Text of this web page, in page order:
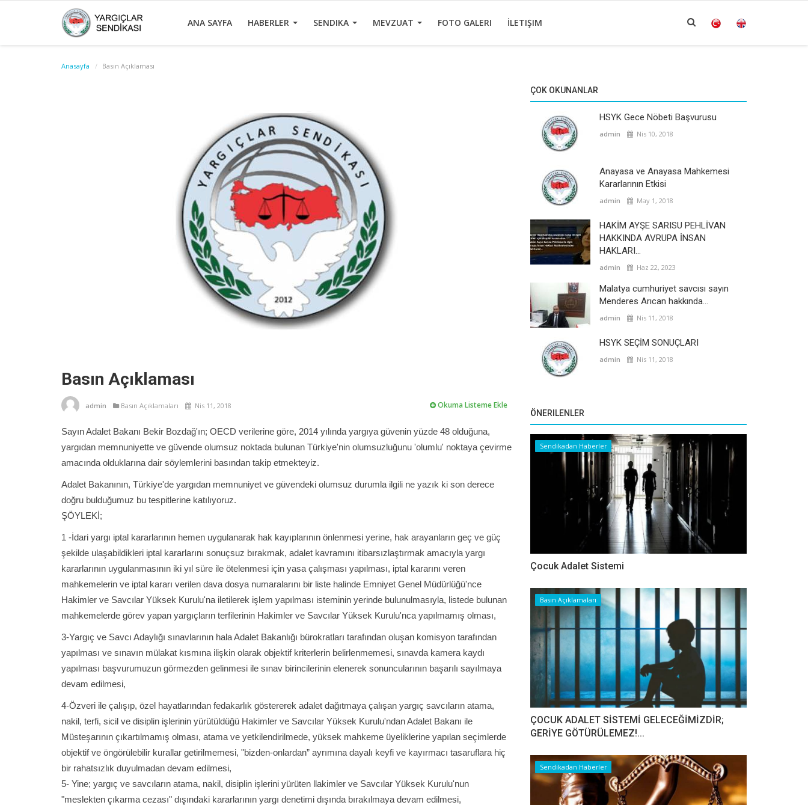
ANA SAYFA HABERLER SENDIKA MEVZUAT FOTO GALERI İLETIŞIM
Anasayfa Basın Açıklaması
Basın Açıklaması
admin Basın Açıklamaları Nis 11, 2018 Okuma Listeme Ekle
Sayın Adalet Bakanı Bekir Bozdağ'ın; OECD verilerine göre, 2014 yılında yargıya güvenin yüzde 48 olduğuna,
yargıdan memnuniyette ve güvende olumsuz noktada bulunan Türkiye'nin olumsuzluğunu 'olumlu' noktaya çevirme
amacında olduklarına dair söylemlerini basından takip etmekteyiz.
Adalet Bakanının, Türkiye'de yargıdan memnuniyet ve güvendeki olumsuz durumla ilgili ne yazık ki son derece
doğru bulduğumuz bu tespitlerine katılıyoruz.
ŞÖYLEKİ;
1 -İdari yargı iptal kararlarının hemen uygulanarak hak kayıplarının önlenmesi yerine, hak arayanların geç ve güç
şekilde ulaşabildikleri iptal kararlarını sonuçsuz bırakmak, adalet kavramını itibarsızlaştırmak amacıyla yargı
kararlarının uygulanmasının iki yıl süre ile ötelenmesi için yasa çalışması yapılması, iptal kararını veren
mahkemelerin ve iptal kararı verilen dava dosya numaralarını bir liste halinde Emniyet Genel Müdürlüğü'nce
Hakimler ve Savcılar Yüksek Kurulu'na iletilerek işlem yapılması isteminin yerinde bulunulmasıyla, listede bulunan
mahkemelerde görev yapan yargıçların terfilerinin Hakimler ve Savcılar Yüksek Kurulu'nca yapılmamış olması,
3-Yargıç ve Savcı Adaylığı sınavlarının hala Adalet Bakanlığı bürokratları tarafından oluşan komisyon tarafından
yapılması ve sınavın mülakat kısmına ilişkin olarak objektif kriterlerin belirlenmemesi, sınavda kamera kaydı
yapılması başvurumuzun görmezden gelinmesi ile sınav birincilerinin elenerek sonuncularının başarılı sayılmaya
devam edilmesi,
4-Özveri ile çalışıp, özel hayatlarından fedakarlık göstererek adalet dağıtmaya çalışan yargıç savcıların atama,
nakil, terfi, sicil ve disiplin işlerinin yürütüldüğü Hakimler ve Savcılar Yüksek Kurulu'ndan Adalet Bakanı ile
Müsteşarının çıkartılmamış olması, atama ve yetkilendirilmede, yüksek mahkeme üyeliklerine yapılan seçimlerde
objektif ve öngörülebilir kurallar getirilmemesi, "bizden-onlardan” ayrımına dayalı keyfi ve kayırmacı tasaruflara hiç
bir rahatsızlık duyulmadan devam edilmesi,
5- Yine; yargıç ve savcıların atama, nakil, disiplin işlerini yürüten llakimler ve Savcılar Yüksek Kurulu'nun
"meslekten çıkarma cezası" dışındaki kararlarının yargı denetimi dışında bırakılmaya devam edilmesi,
ÇOK OKUNANLAR
HSYK Gece Nöbeti Başvurusu
admin Nis 10, 2018
Anayasa ve Anayasa Mahkemesi
Kararlarının Etkisi
admin May 1, 2018
HAKİM AYŞE SARISU PEHLİVAN
HAKKINDA AVRUPA İNSAN
HAKLARI...
admin Haz 22, 2023
Malatya cumhuriyet savcısı sayın
Menderes Arıcan hakkında...
admin Nis 11, 2018
HSYK SEÇİM SONUÇLARI
admin Nis 11, 2018
ÖNERILENLER
Sendikadan Haberler
Çocuk Adalet Sistemi
Basın Açıklamaları
ÇOCUK ADALET SİSTEMİ GELECEĞİMİZDİR;
GERİYE GÖTÜRÜLEMEZ!...
Sendikadan Haberler